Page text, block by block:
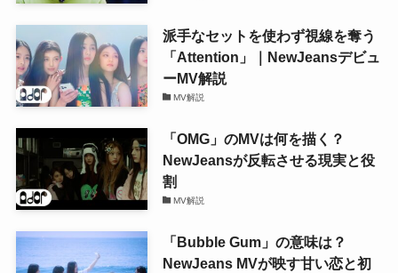
派手なセットを使わず視線を奪う
「Attention」｜NewJeansデビュ
ーMV解説
MV解説
「OMG」のMVは何を描く？
NewJeansが反転させる現実と役
割
MV解説
「Bubble Gum」の意味は？
NewJeans MVが映す甘い恋と初